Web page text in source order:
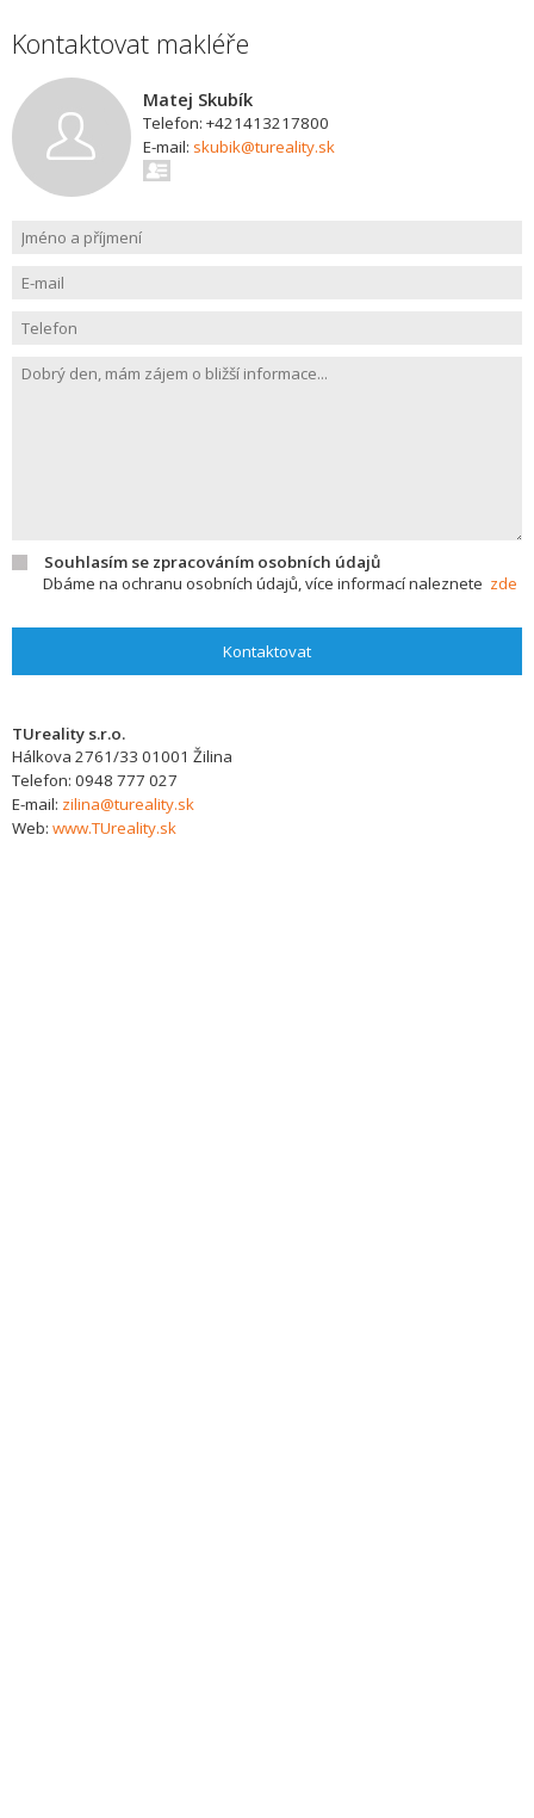
Kontaktovat makléře
Matej Skubík
Telefon: +421413217800
E-mail: skubik@tureality.sk
Souhlasím se zpracováním osobních údajů
Dbáme na ochranu osobních údajů, více informací naleznete zde
Kontaktovat
TUreality s.r.o.
Hálkova 2761/33 01001 Žilina
Telefon: 0948 777 027
E-mail: zilina@tureality.sk
Web: www.TUreality.sk